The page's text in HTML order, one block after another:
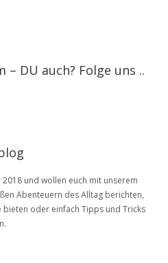
DU auch? Folge uns ..
und wollen euch mit unserem
Abenteuern des Alltag berichten,
bieten oder einfach Tipps und Tricks